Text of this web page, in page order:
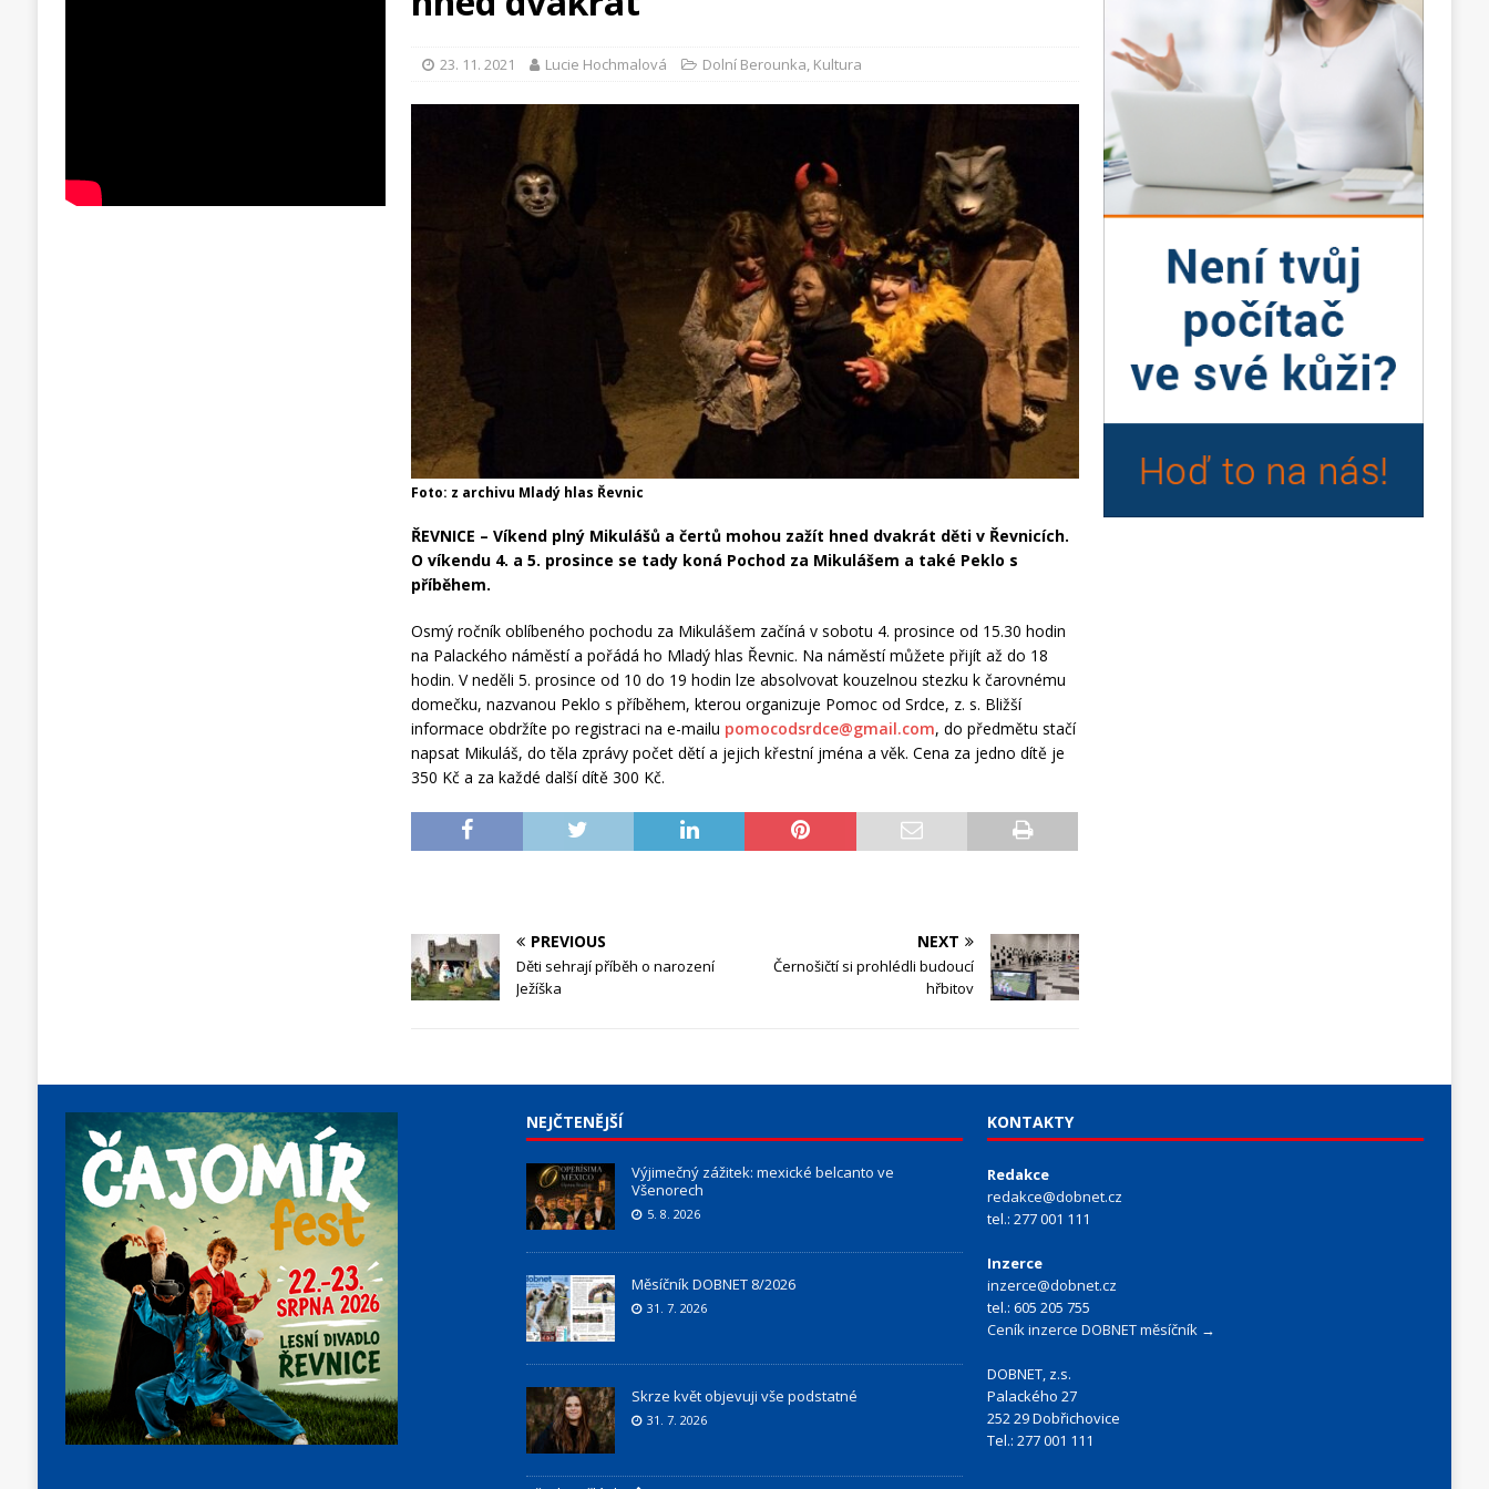
23. 11. 2021 Lucie Hochmalová Dolní Berounka, Kultura
Foto: z archivu Mladý hlas Řevnic
ŘEVNICE – Víkend plný Mikulášů a čertů mohou zažít hned dvakrát děti v Řevnicích.
O víkendu 4. a 5. prosince se tady koná Pochod za Mikulášem a také Peklo s
příběhem.
Osmý ročník oblíbeného pochodu za Mikulášem začíná v sobotu 4. prosince od 15.30 hodin
na Palackého náměstí a pořádá ho Mladý hlas Řevnic. Na náměstí můžete přijít až do 18
hodin. V neděli 5. prosince od 10 do 19 hodin lze absolvovat kouzelnou stezku k čarovnému
domečku, nazvanou Peklo s příběhem, kterou organizuje Pomoc od Srdce, z. s. Bližší
informace obdržíte po registraci na e-mailu pomocodsrdce@gmail.com, do předmětu stačí
napsat Mikuláš, do těla zprávy počet dětí a jejich křestní jména a věk. Cena za jedno dítě je
350 Kč a za každé další dítě 300 Kč.
PREVIOUS
Děti sehrají příběh o narození
Ježíška
NEXT
Černošičtí si prohlédli budoucí
hřbitov
NEJČTENĚJŠÍ
Výjimečný zážitek: mexické belcanto ve
Všenorech
5. 8. 2026
Měsíčník DOBNET 8/2026
31. 7. 2026
Skrze květ objevuji vše podstatné
31. 7. 2026
KONTAKTY
Redakce
redakce@dobnet.cz
tel.: 277 001 111
Inzerce
inzerce@dobnet.cz
tel.: 605 205 755
Ceník inzerce DOBNET měsíčník →
DOBNET, z.s.
Palackého 27
252 29 Dobřichovice
Tel.: 277 001 111